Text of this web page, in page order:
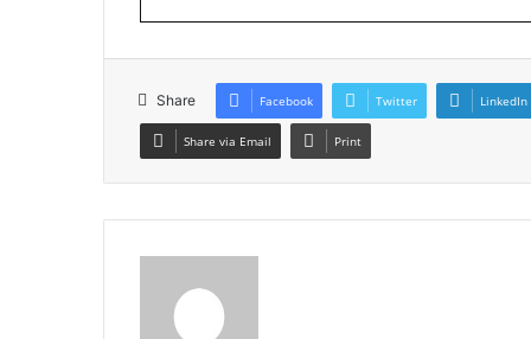
Share Facebook Twitter LinkedIn
Share via Email Print